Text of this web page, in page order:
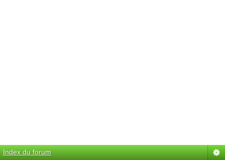
Index du forum